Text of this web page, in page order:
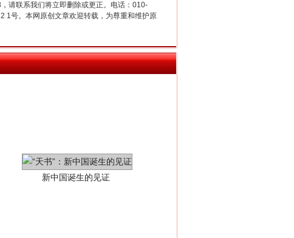
请联系我们将立即删除或更正。电话：010-
1号。本网原创文章欢迎转载，为尊重和维护原